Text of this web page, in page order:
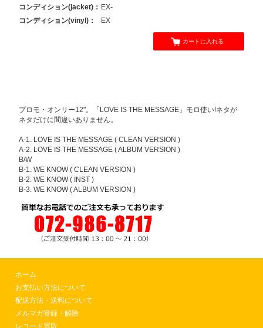
コンディション(jacket)： EX-
コンディション(vinyl)：
EX
カートに入れる
プロモ・オンリー12"。「LOVE IS THE MESSAGE」モロ使い!ネタが
ネタだけに間違いありません。
A-1. LOVE IS THE MESSAGE ( CLEAN VERSION )
A-2. LOVE IS THE MESSAGE ( ALBUM VERSION )
B/W
B-1. WE KNOW ( CLEAN VERSION )
B-2. WE KNOW ( INST )
B-3. WE KNOW ( ALBUM VERSION )
ホーム
お支払い方法について
配送方法・送料について
メルマガ登録・解除
レコード買取